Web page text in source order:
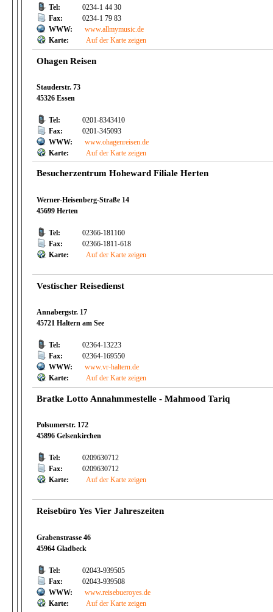
Tel:
0234-1 44 30
Fax:
0234-1 79 83
WWW:
www.allmymusic.de
Karte:
Auf der Karte zeigen
Ohagen Reisen
Stauderstr. 73
45326 Essen
Tel:
0201-8343410
Fax:
0201-345093
WWW:
www.ohagenreisen.de
Karte:
Auf der Karte zeigen
Besucherzentrum Hoheward Filiale Herten
Werner-Heisenberg-Straße 14
45699 Herten
Tel:
02366-181160
Fax:
02366-1811-618
Karte:
Auf der Karte zeigen
Vestischer Reisedienst
Annabergstr. 17
45721 Haltern am See
Tel:
02364-13223
Fax:
02364-169550
WWW:
www.vr-haltern.de
Karte:
Auf der Karte zeigen
Bratke Lotto Annahmmestelle - Mahmood Tariq
Polsumerstr. 172
45896 Gelsenkirchen
Tel:
0209630712
Fax:
0209630712
Karte:
Auf der Karte zeigen
Reisebüro Yes Vier Jahreszeiten
Grabenstrasse 46
45964 Gladbeck
Tel:
02043-939505
Fax:
02043-939508
WWW:
www.reisebueroyes.de
Karte:
Auf der Karte zeigen